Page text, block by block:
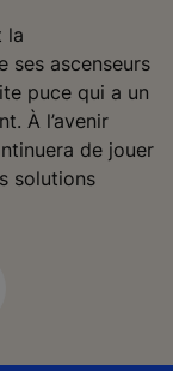
la
ses ascenseurs
puce qui a un
À l’avenir
de jouer
solutions